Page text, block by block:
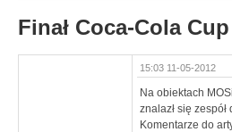
Finał Coca-Cola
15:03 11-05-2012
Na obiektach
znalazł się
Komentarze do